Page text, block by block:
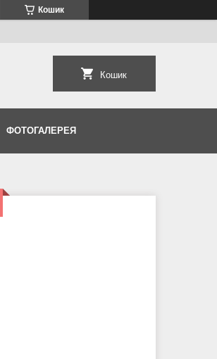
Кошик
Кошик
ФОТОГАЛЕРЕЯ